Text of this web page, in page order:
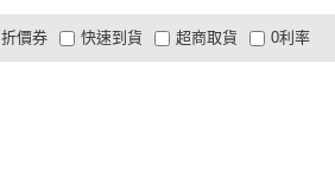
折價券
有影片
商品有量 電視購物
快速到貨 超商取貨 0利率